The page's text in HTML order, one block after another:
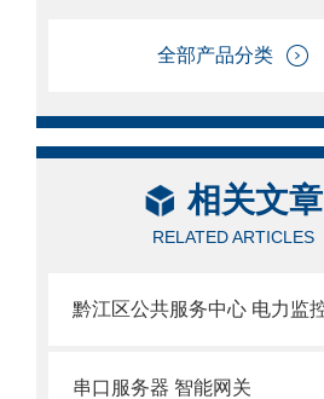
全部产品分类
相关文章
RELATED ARTICLES
串口服务器 智能网关